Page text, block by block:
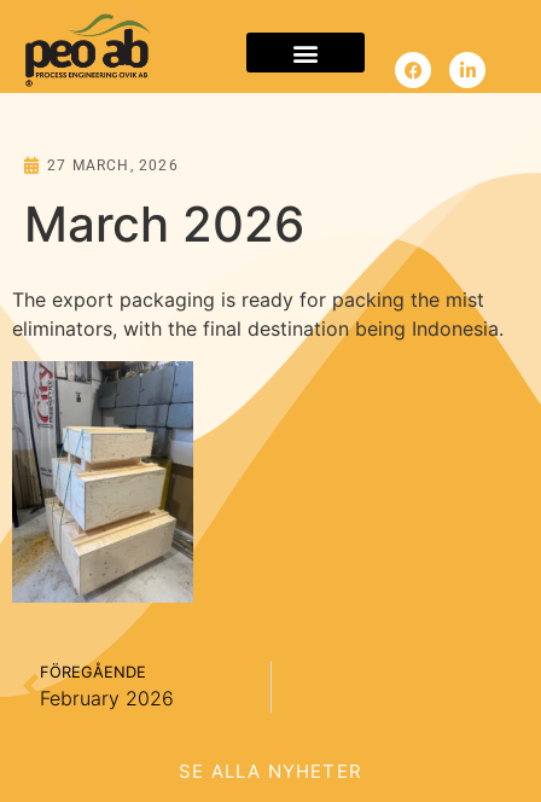
27 MARCH, 2026
March 2026
The export packaging is ready for packing the mist
eliminators, with the final destination being Indonesia.
FÖREGÅENDE
February 2026
SE ALLA NYHETER